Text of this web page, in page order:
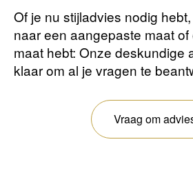
Of je nu stijladvies nodig
naar een aangepaste maat
maat hebt: Onze deskundige
klaar om al je vragen te
Vraag om